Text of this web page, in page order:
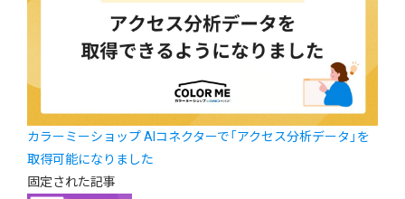
カラーミーショップ AIコネクターで「アクセス分析データ」を
取得可能になりました
固定された記事